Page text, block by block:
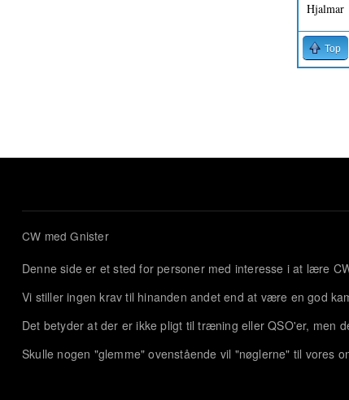
Hjalmar
Top
CW med Gnister
Denne side er et sted for personer med interesse i at lære
Vi stiller ingen krav til hinanden andet end at være en god
Det betyder at der er ikke pligt til træning eller QSO'er, men
Skulle nogen "glemme" ovenstående vil "nøglerne" til vores